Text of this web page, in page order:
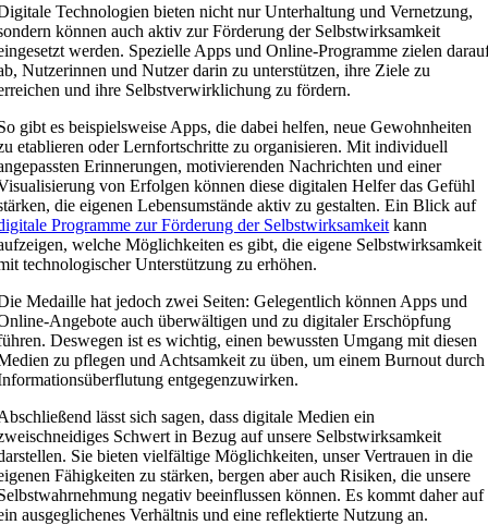
Technologien bieten nicht nur Unterhaltung und Vernetzung,
können auch aktiv zur Förderung der Selbstwirksamkeit
werden. Spezielle Apps und Online-Programme zielen
Nutzerinnen und Nutzer darin zu unterstützen, ihre Ziele zu
und ihre Selbstverwirklichung zu fördern.
gibt es beispielsweise Apps, die dabei helfen, neue Gewohnheiten
etablieren oder Lernfortschritte zu organisieren. Mit individuell
Erinnerungen, motivierenden Nachrichten und einer
von Erfolgen können diese digitalen Helfer das Gefühl
die eigenen Lebensumstände aktiv zu gestalten. Ein Blick auf
Programme zur Förderung der Selbstwirksamkeit kann
welche Möglichkeiten es gibt, die eigene Selbstwirksamkeit
technologischer Unterstützung zu erhöhen.
Medaille hat jedoch zwei Seiten: Gelegentlich können Apps und
Angebote auch überwältigen und zu digitaler Erschöpfung
Deswegen ist es wichtig, einen bewussten Umgang mit diesen
zu pflegen und Achtsamkeit zu üben, um einem Burnout durch
entgegenzuwirken.
lässt sich sagen, dass digitale Medien ein
Schwert in Bezug auf unsere Selbstwirksamkeit
Sie bieten vielfältige Möglichkeiten, unser Vertrauen in die
Fähigkeiten zu stärken, bergen aber auch Risiken, die unsere
negativ beeinflussen können. Es kommt daher auf
ausgeglichenes Verhältnis und eine reflektierte Nutzung an.